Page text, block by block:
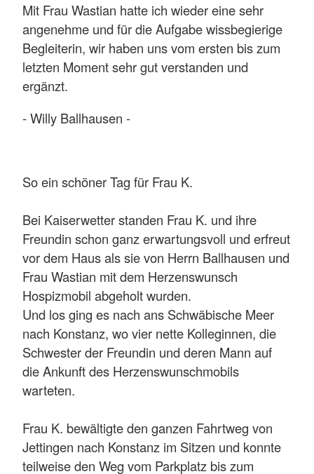
Mit Frau Wastian hatte ich wieder eine sehr
angenehme und für die Aufgabe wissbegierige
Begleiterin, wir haben uns vom ersten bis zum
letzten Moment sehr gut verstanden und
ergänzt.
- Willy Ballhausen -
So ein schöner Tag für Frau K.
Bei Kaiserwetter standen Frau K. und ihre
Freundin schon ganz erwartungsvoll und erfreut
vor dem Haus als sie von Herrn Ballhausen und
Frau Wastian mit dem Herzenswunsch
Hospizmobil abgeholt wurden.
Und los ging es nach ans Schwäbische Meer
nach Konstanz, wo vier nette Kolleginnen, die
Schwester der Freundin und deren Mann auf
die Ankunft des Herzenswunschmobils
warteten.
Frau K. bewältigte den ganzen Fahrtweg von
Jettingen nach Konstanz im Sitzen und konnte
teilweise den Weg vom Parkplatz bis zum